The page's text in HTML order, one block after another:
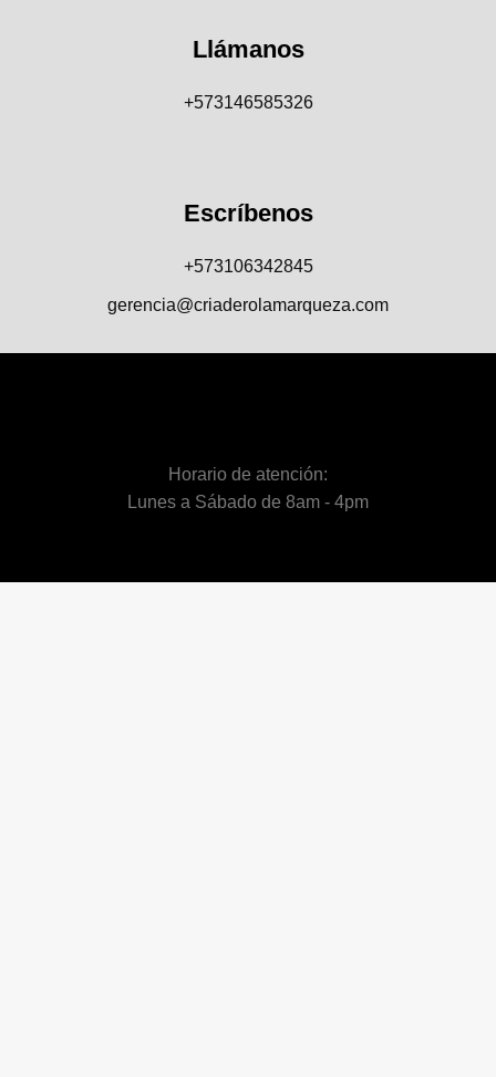
Llámanos
+573146585326
Escríbenos
+573106342845
gerencia@criaderolamarqueza.com
Horario de atención:
Lunes a Sábado de 8am - 4pm